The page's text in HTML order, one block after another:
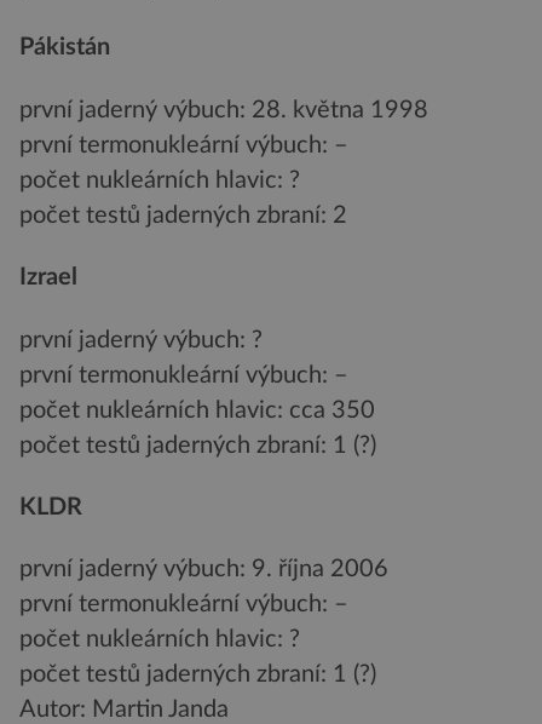
Pákistán
první jaderný výbuch: 28. května 1998
první termonukleární výbuch: –
počet nukleárních hlavic: ?
počet testů jaderných zbraní: 2
Izrael
první jaderný výbuch: ?
první termonukleární výbuch: –
počet nukleárních hlavic: cca 350
počet testů jaderných zbraní: 1 (?)
KLDR
první jaderný výbuch: 9. října 2006
první termonukleární výbuch: –
počet nukleárních hlavic: ?
počet testů jaderných zbraní: 1 (?)
Autor: Martin Janda